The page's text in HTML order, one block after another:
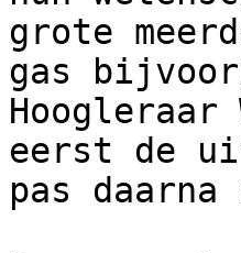
grote
gas
Hoogleraar
eerst de
pas